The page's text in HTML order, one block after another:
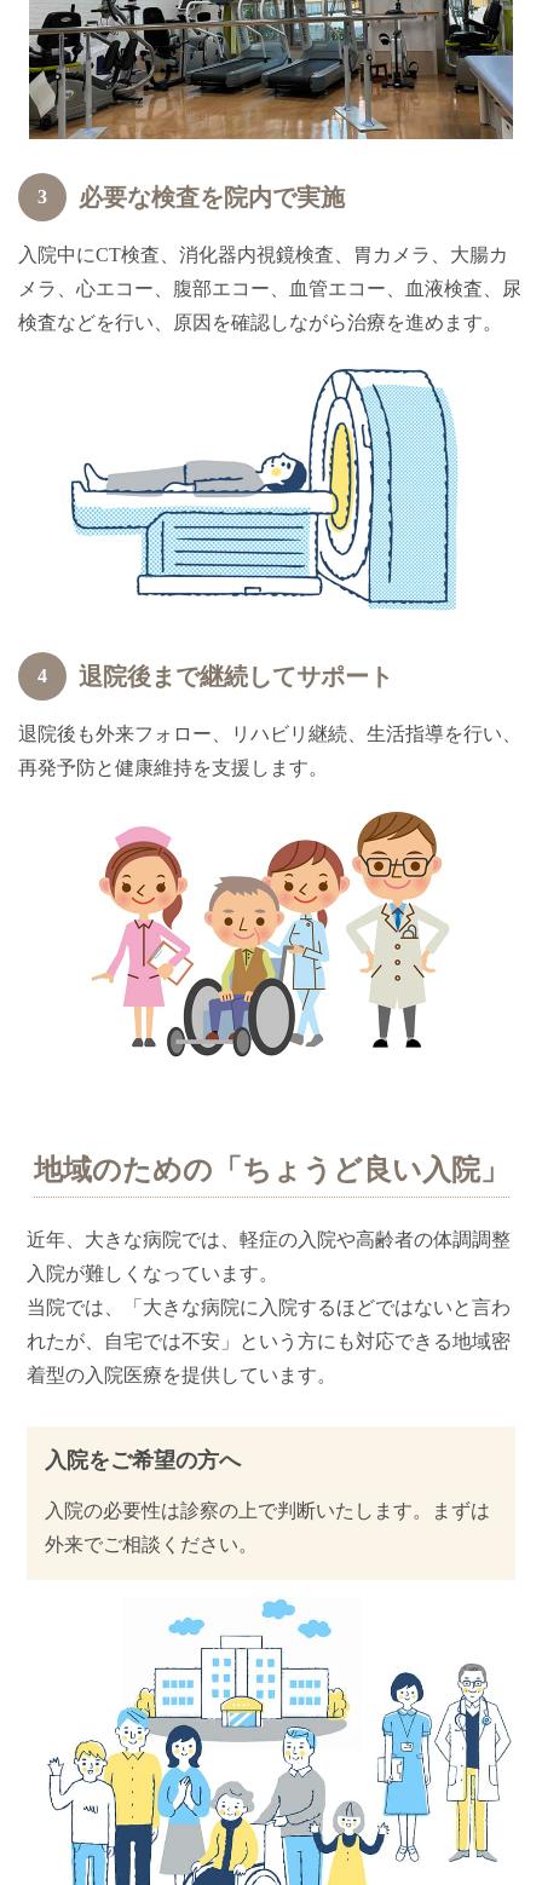
3 必要な検査を院内で実施
入院中にCT検査、消化器内視鏡検査、胃カメラ、大腸カ
メラ、心エコー、腹部エコー、血管エコー、血液検査、尿
検査などを行い、原因を確認しながら治療を進めます。
4 退院後まで継続してサポート
退院後も外来フォロー、リハビリ継続、生活指導を行い、
再発予防と健康維持を支援します。
地域のための「ちょうど良い入院」
近年、大きな病院では、軽症の入院や高齢者の体調調整
入院が難しくなっています。
当院では、「大きな病院に入院するほどではないと言わ
れたが、自宅では不安」という方にも対応できる地域密
着型の入院医療を提供しています。
入院をご希望の方へ
入院の必要性は診察の上で判断いたします。まずは
外来でご相談ください。